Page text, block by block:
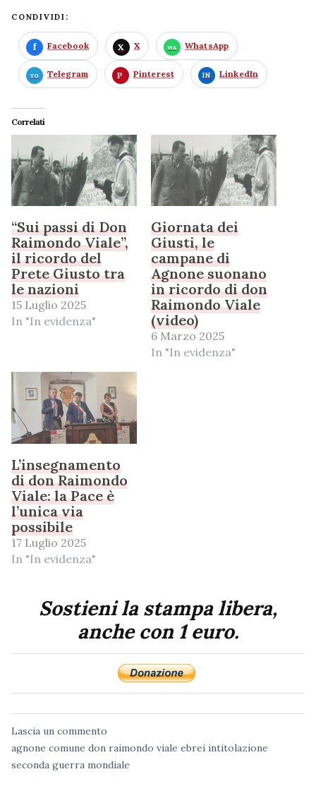
CONDIVIDI:
Facebook X WhatsApp
Telegram Pinterest LinkedIn
Correlati
“Sui passi di Don
Raimondo Viale”,
il ricordo del
Prete Giusto tra
le nazioni
15 Luglio 2025
In "In evidenza"
Giornata dei
Giusti, le
campane di
Agnone suonano
in ricordo di don
Raimondo Viale
(video)
6 Marzo 2025
In "In evidenza"
L’insegnamento
di don Raimondo
Viale: la Pace è
l’unica via
possibile
17 Luglio 2025
In "In evidenza"
Sostieni la stampa libera,
anche con 1 euro.
Lascia un commento
agnone comune don raimondo viale ebrei intitolazione
seconda guerra mondiale